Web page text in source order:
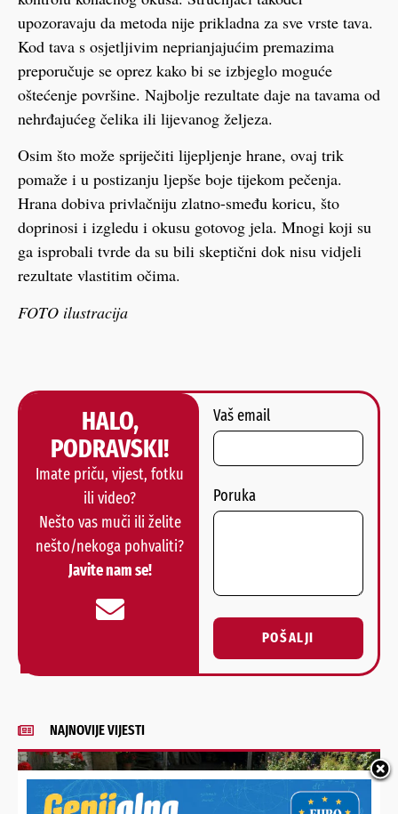
upozoravaju da metoda nije prikladna za sve vrste tava.
Kod tava s osjetljivim neprianjajućim premazima
preporučuje se oprez kako bi se izbjeglo moguće
oštećenje površine. Najbolje rezultate daje na tavama od
nehrđajućeg čelika ili lijevanog željeza.
Osim što može spriječiti lijepljenje hrane, ovaj trik
pomaže i u postizanju ljepše boje tijekom pečenja.
Hrana dobiva privlačniju zlatno-smeđu koricu, što
doprinosi i izgledu i okusu gotovog jela. Mnogi koji su
ga isprobali tvrde da su bili skeptični dok nisu vidjeli
rezultate vlastitim očima.
FOTO ilustracija
HALO,
PODRAVSKI!
Imate priču, vijest, fotku
ili video?
Nešto vas muči ili želite
nešto/nekoga pohvaliti?
Javite nam se!
Vaš email
Poruka
POŠALJI
Alternative:
NAJNOVIJE VIJESTI